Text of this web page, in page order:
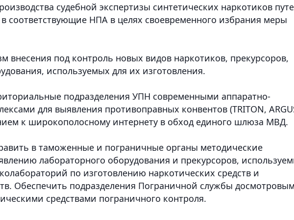
судебной экспертизы синтетических наркотиков
соответствующие НПА в целях своевременного избрания меры
внесения под контроль новых видов наркотиков, прекурсоров,
используемых для их изготовления.
подразделения УПН современными аппаратно-
для выявления противоправных конвентов (TRITON,
к широкополосному интернету в обход единого шлюза МВД.
в таможенные и пограничные органы методические
лабораторного оборудования и прекурсоров,
по изготовлению наркотических средств и
Обеспечить подразделения Пограничной службы досмотровым
средствами пограничного контроля.